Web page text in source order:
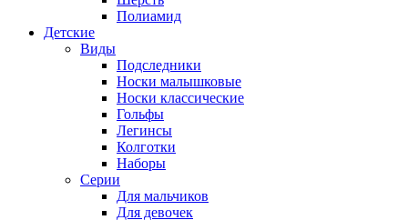
Полиамид
Детские
Виды
Подследники
Носки малышковые
Носки классические
Гольфы
Легинсы
Колготки
Наборы
Серии
Для мальчиков
Для девочек